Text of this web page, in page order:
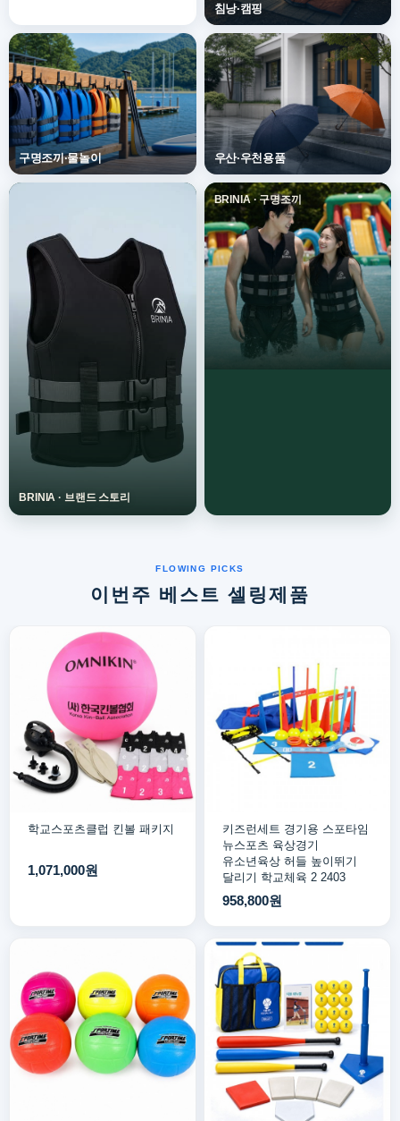
이번주 베스트 셀링제품
학교스포츠클럽 킨볼 패키지
1,071,000원
키즈런세트 경기용 스포타임
뉴스포츠 육상경기
유소년육상 허들 높이뛰기
달리기 학교체육 2 2403
958,800원